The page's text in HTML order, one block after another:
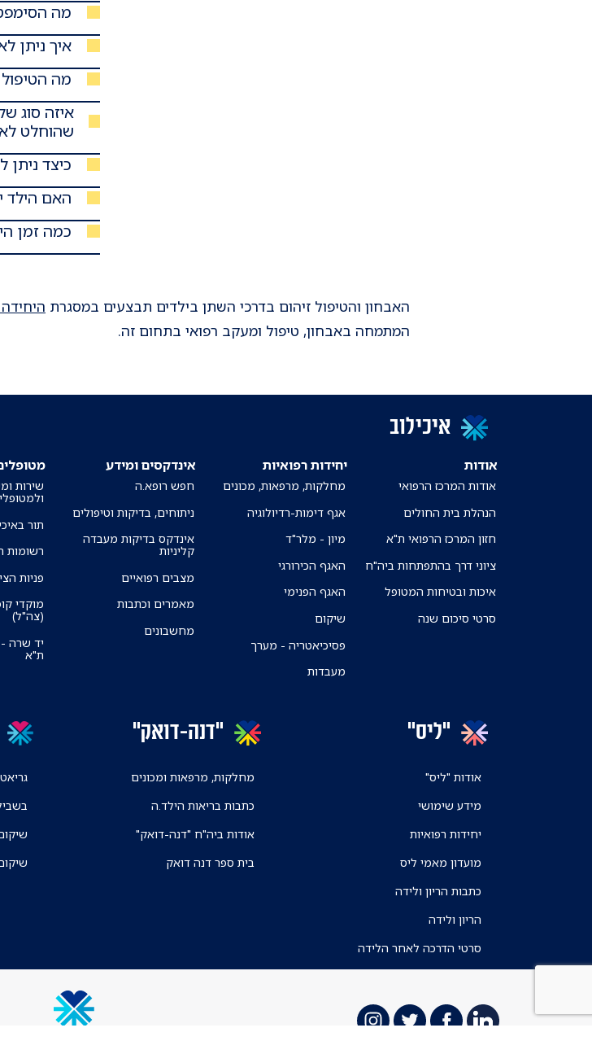
מה
איך ניתן
מה
איזה סוג
שהוחלט
כיצד ניתן
האם הילד
כמה זמן
האבחון והטיפול זיהום בדרכי השתן בילדים תבצעים במסגרת היחידה
המתמחה באבחון, טיפול ומעקב רפואי בתחום זה.
איכילוב
אודות
אודות המרכז הרפואי
הנהלת בית החולים
חזון המרכז הרפואי ת"א
ציוני דרך בהתפתחות ביה"ח
איכות ובטיחות המטופל
סרטי סיכום שנה
יחידות רפואיות
מחלקות, מרפאות, מכונים
אגף דימות-רדיולוגיה
מיון - מלר"ד
האגף הכירורגי
האגף הפנימי
שיקום
פסיכיאטריה - מערך
מעבדות
אינדקסים ומידע
חפש רופא.ה
ניתוחים, בדיקות וטיפולים
אינדקס בדיקות מעבדה
קליניות
מצבים רפואיים
מאמרים וכתבות
מחשבונים
שירות
תור
רשומות
פניות
מוקדי
(צה"ל)
יד שרה -
ת"א
"ליס"
אודות "ליס"
מידע שימושי
יחידות רפואיות
מועדון מאמי ליס
כתבות הריון ולידה
הריון ולידה
סרטי הדרכה לאחר הלידה
"דנה-דואק"
מחלקות, מרפאות ומכונים
כתבות בריאות הילד.ה
אודות ביה"ח "דנה-דואק"
בית ספר דנה דואק